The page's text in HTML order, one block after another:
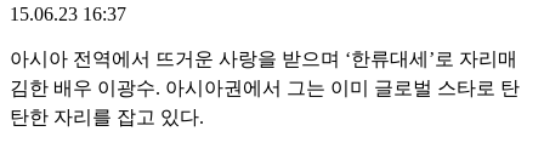
15.06.23 16:37
아시아 전역에서 뜨거운 사랑을 받으며 ‘한류대세’로 자리매
김한 배우 이광수. 아시아권에서 그는 이미 글로벌 스타로 탄
탄한 자리를 잡고 있다.